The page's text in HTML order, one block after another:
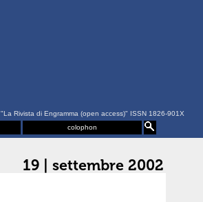
"La Rivista di Engramma (open access)" ISSN 1826-901X
colophon
19 | settembre 2002